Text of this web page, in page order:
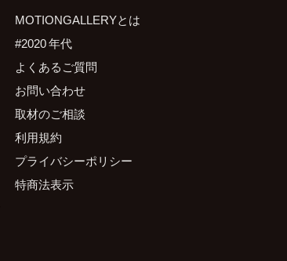
MOTIONGALLERYとは
#2020 年代
よくあるご質問
お問い合わせ
取材のご相談
利用規約
プライバシーポリシー
特商法表示